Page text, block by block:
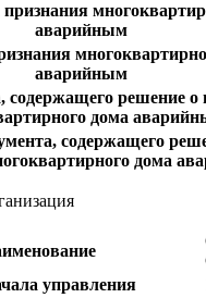
аварийным
аварийным
содержащего решение о
дома
содержащего
дома
управления